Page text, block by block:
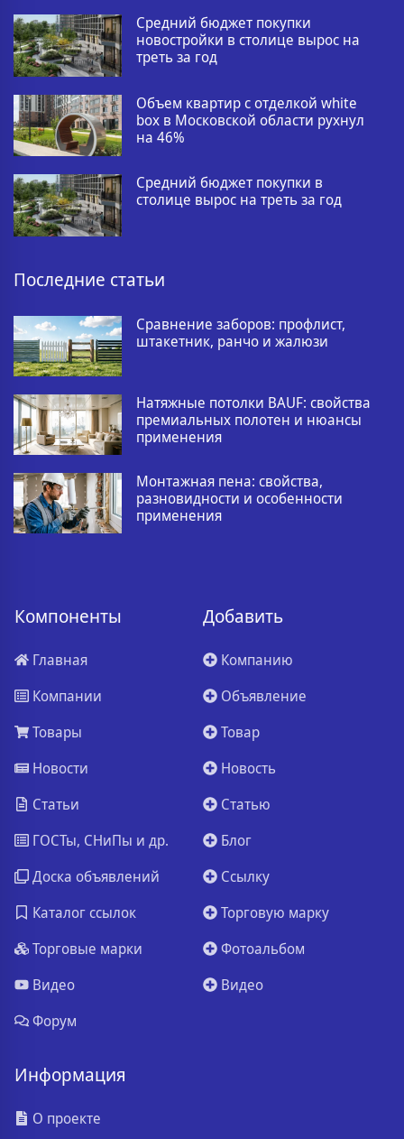
Средний бюджет покупки
новостройки в столице вырос на
треть за год
Объем квартир с отделкой white
box в Московской области рухнул
на 46%
Средний бюджет покупки в
столице вырос на треть за год
Последние статьи
Сравнение заборов: профлист,
штакетник, ранчо и жалюзи
Натяжные потолки BAUF: свойства
премиальных полотен и нюансы
применения
Монтажная пена: свойства,
разновидности и особенности
применения
Компоненты
Главная
Компании
Товары
Новости
Статьи
ГОСТы, СНиПы и др.
Доска объявлений
Каталог ссылок
Торговые марки
Видео
Форум
Добавить
Компанию
Объявление
Товар
Новость
Статью
Блог
Ссылку
Торговую марку
Фотоальбом
Видео
Информация
О проекте